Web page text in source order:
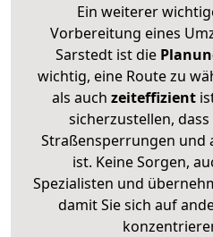
Ein weiterer
Vorbereitung eines
Sarstedt ist die
wichtig, eine Route zu
als auch zeiteffizient
sicherzustellen,
Straßensperrungen und
ist. Keine Sorgen,
Spezialisten und
damit Sie sich auf